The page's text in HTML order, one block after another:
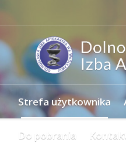
Strefa użytkownika
Do pobrania